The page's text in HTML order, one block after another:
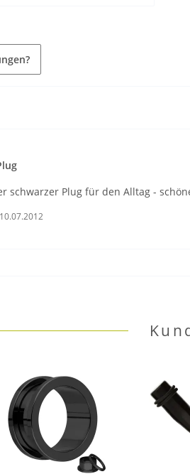
schwarzer Plug für den Alltag -
10.07.2012